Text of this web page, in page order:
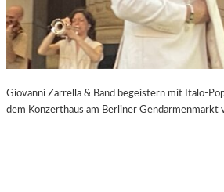
Giovanni Zarrella & Band begeistern mit Italo-
dem Konzerthaus am Berliner Gendarmenmarkt